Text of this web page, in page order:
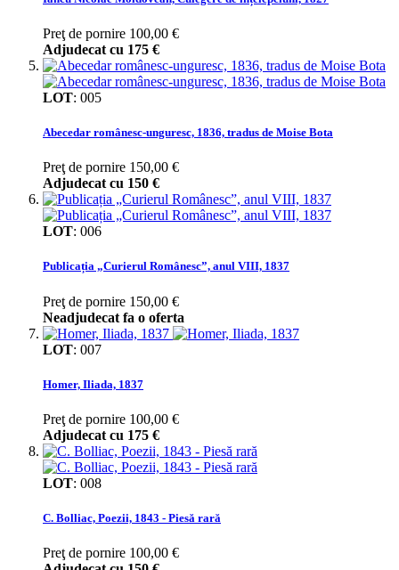
Preţ de pornire 100,00 €
Adjudecat cu 175 €
LOT: 005
Abecedar românesc-unguresc, 1836, tradus de Moise Bota
Preţ de pornire 150,00 €
Adjudecat cu 150 €
LOT: 006
Publicația „Curierul Românesc”, anul VIII, 1837
Preţ de pornire 150,00 €
Neadjudecat fa o oferta
LOT: 007
Homer, Iliada, 1837
Preţ de pornire 100,00 €
Adjudecat cu 175 €
LOT: 008
C. Bolliac, Poezii, 1843 - Piesă rară
Preţ de pornire 100,00 €